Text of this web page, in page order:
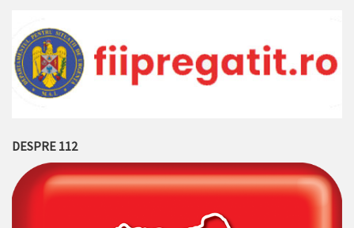
DESPRE 112